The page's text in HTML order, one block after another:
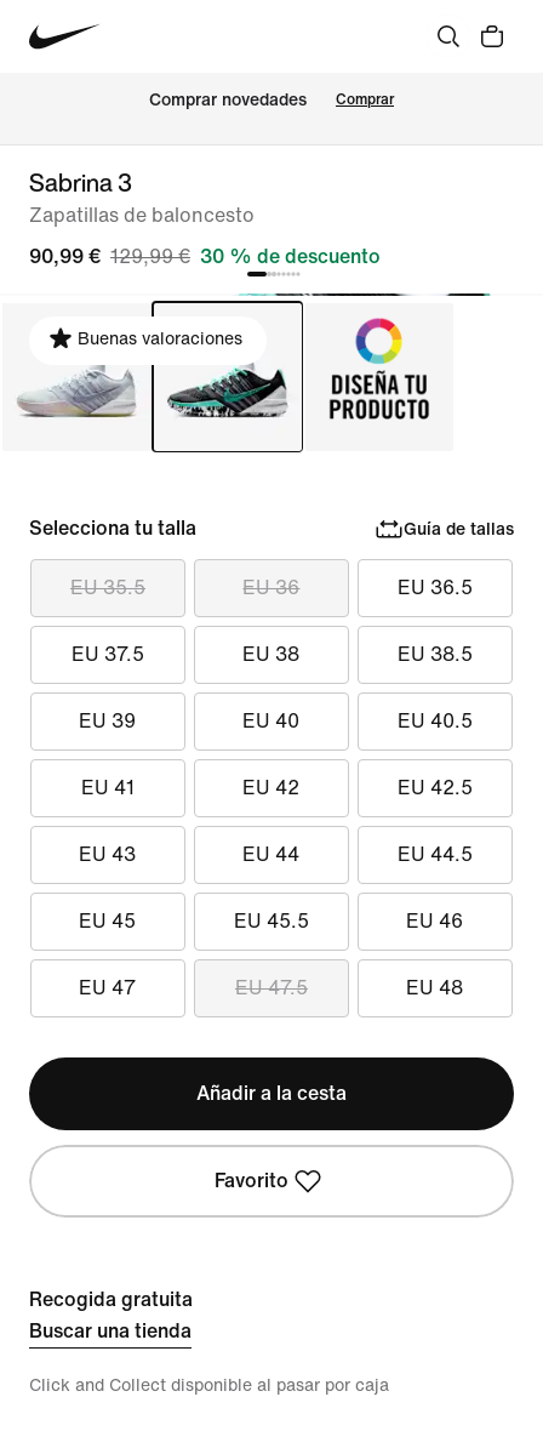
Comprar novedades Comprar
Sabrina 3
Zapatillas de baloncesto
90,99 € 129,99 € 30 % de descuento
Buenas valoraciones
Selecciona tu talla Guía de tallas
EU 35.5 EU 36 EU 36.5
EU 37.5 EU 38 EU 38.5
EU 39 EU 40 EU 40.5
EU 41 EU 42 EU 42.5
EU 43 EU 44 EU 44.5
EU 45 EU 45.5 EU 46
EU 47 EU 47.5 EU 48
Añadir a la cesta
Favorito
Recogida gratuita
Buscar una tienda
Click and Collect disponible al pasar por caja